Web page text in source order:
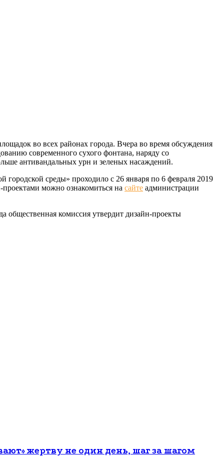
во всех районах города. Вчера во время обсуждения
современного сухого фонтана, наряду со
антивандальных урн и зеленых насаждений.
среды» проходило с 26 января по 6 февраля 2019
можно ознакомиться на сайте администрации
общественная комиссия утвердит дизайн-проекты
жертву не один день, шаг за шагом